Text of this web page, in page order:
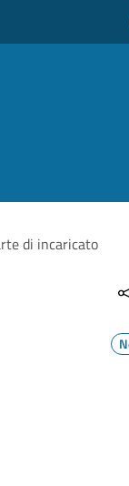
di incaricato